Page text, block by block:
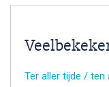
Ter aller tijde /